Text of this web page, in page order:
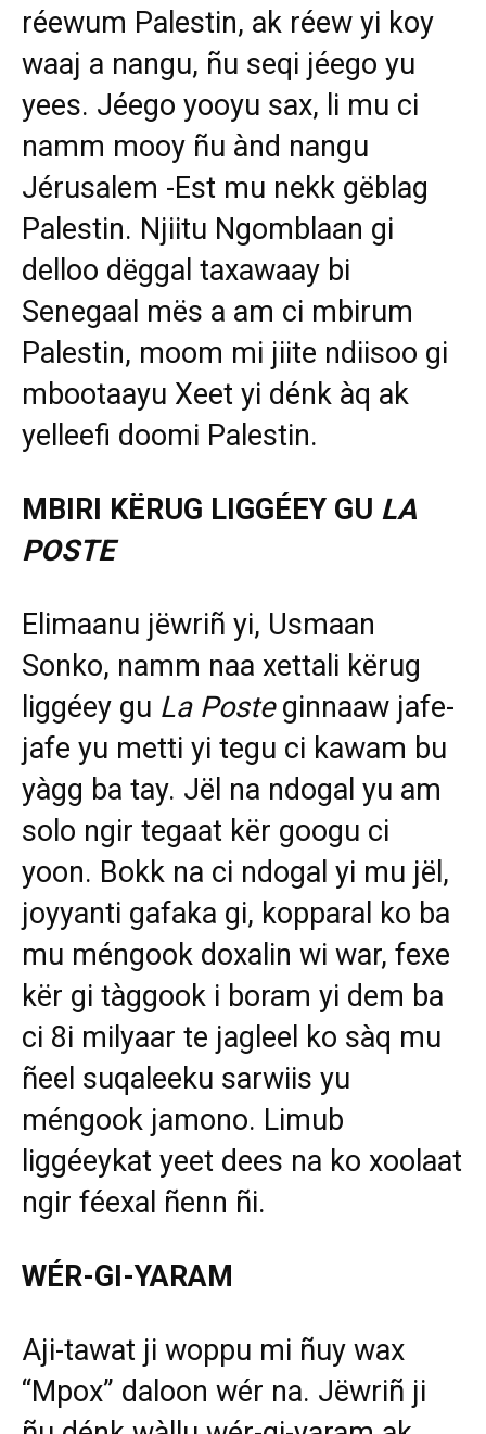
réewum Palestin, ak réew yi koy
waaj a nangu, ñu seqi jéego yu
yees. Jéego yooyu sax, li mu ci
namm mooy ñu ànd nangu
Jérusalem -Est mu nekk gëblag
Palestin. Njiitu Ngomblaan gi
delloo dëggal taxawaay bi
Senegaal mës a am ci mbirum
Palestin, moom mi jiite ndiisoo gi
mbootaayu Xeet yi dénk àq ak
yelleefi doomi Palestin.
MBIRI KËRUG LIGGÉEY GU LA
POSTE
Elimaanu jëwriñ yi, Usmaan
Sonko, namm naa xettali kërug
liggéey gu La Posteginnaaw jafe-
jafe yu metti yi tegu ci kawam bu
yàgg ba tay. Jël na ndogal yu am
solo ngir tegaat kër googu ci
yoon. Bokk na ci ndogal yi mu jël,
joyyanti gafaka gi, kopparal ko ba
mu méngook doxalin wi war, fexe
kër gi tàggook i boram yi dem ba
ci 8i milyaar te jagleel ko sàq mu
ñeel suqaleeku sarwiis yu
méngook jamono. Limub
liggéeykat yeet dees na ko xoolaat
ngir féexal ñenn ñi.
WÉR-GI-YARAM
Aji-tawat ji woppu mi ñuy wax
“Mpox” daloon wér na. Jëwriñ ji